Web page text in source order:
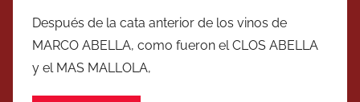
Después de la cata anterior de los vinos de
MARCO ABELLA, como fueron el CLOS ABELLA
y el MAS MALLOLA,